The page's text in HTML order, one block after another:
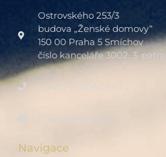
Ostrovského 253/3
budova „Ženské domovy“
150 00 Praha 5 Smíchov
číslo kanceláře 3002, 3. patro
(+420) 775 342 943
fintalk@fintalk.cz
Navigace